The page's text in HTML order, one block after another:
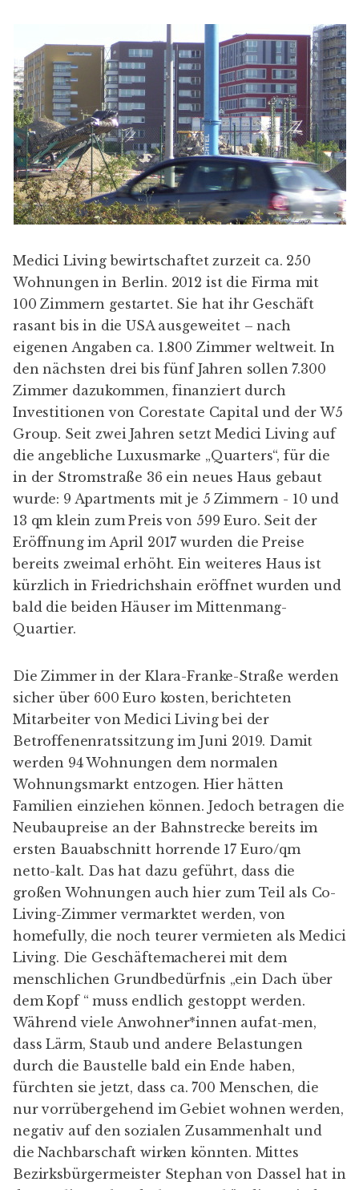
Medici Living bewirtschaftet zurzeit ca. 250
Wohnungen in Berlin. 2012 ist die Firma mit
100 Zimmern gestartet. Sie hat ihr Geschäft
rasant bis in die USA ausgeweitet – nach
eigenen Angaben ca. 1.800 Zimmer weltweit. In
den nächsten drei bis fünf Jahren sollen 7.300
Zimmer dazukommen, finanziert durch
Investitionen von Corestate Capital und der W5
Group. Seit zwei Jahren setzt Medici Living auf
die angebliche Luxusmarke „Quarters“, für die
in der Stromstraße 36 ein neues Haus gebaut
wurde: 9 Apartments mit je 5 Zimmern - 10 und
13 qm klein zum Preis von 599 Euro. Seit der
Eröffnung im April 2017 wurden die Preise
bereits zweimal erhöht. Ein weiteres Haus ist
kürzlich in Friedrichshain eröffnet wurden und
bald die beiden Häuser im Mittenmang-
Quartier.
Die Zimmer in der Klara-Franke-Straße werden
sicher über 600 Euro kosten, berichteten
Mitarbeiter von Medici Living bei der
Betroffenenratssitzung im Juni 2019. Damit
werden 94 Wohnungen dem normalen
Wohnungsmarkt entzogen. Hier hätten
Familien einziehen können. Jedoch betragen die
Neubaupreise an der Bahnstrecke bereits im
ersten Bauabschnitt horrende 17 Euro/qm
netto-kalt. Das hat dazu geführt, dass die
großen Wohnungen auch hier zum Teil als Co-
Living-Zimmer vermarktet werden, von
homefully, die noch teurer vermieten als Medici
Living. Die Geschäftemacherei mit dem
menschlichen Grundbedürfnis „ein Dach über
dem Kopf “ muss endlich gestoppt werden.
Während viele Anwohner*innen aufat-men,
dass Lärm, Staub und andere Belastungen
durch die Baustelle bald ein Ende haben,
fürchten sie jetzt, dass ca. 700 Menschen, die
nur vorrübergehend im Gebiet wohnen werden,
negativ auf den sozialen Zusammenhalt und
die Nachbarschaft wirken könnten. Mittes
Bezirksbürgermeister Stephan von Dassel hat in